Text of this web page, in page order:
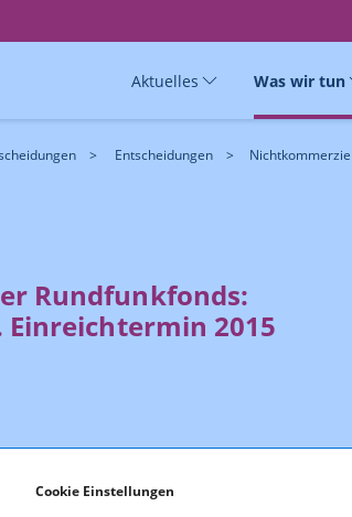
Cookie Einstellungen
Aktuelles Was wir tun
Entscheidungen
Rundfunkfonds:
Einreichtermin 2015
Berücksichtigung des Gesetzes,
des Fachbeirates
Medien der RTR-GmbH getroffen.